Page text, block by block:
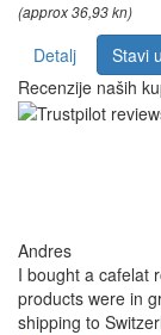
(approx 36,93 kn)
Detalj
Stavi
Recenzije naših
Andres
I bought a cafelat
products were in
shipping to